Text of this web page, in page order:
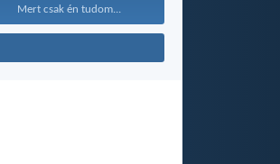
Mert csak én tudom...